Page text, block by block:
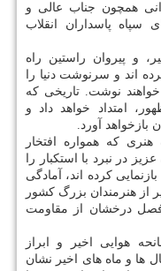
همچون جناب عالی و
سپاه پاسداران انقلاب
و پیروان راستین راه
اند و سرنوشت دنیا را
خواهند نوشت. تاریخی كه
امتداد خواهد داد و
بازخواهد آورد.
هنری كه همواره افتخار
در نبرد با استكبار را
كرده اند، آمادگی
از هنرمندان بزرگ كشور
درخشان از مقاومت
هوایی اخیر و ابراز
ها و ماه های اخیر نشان